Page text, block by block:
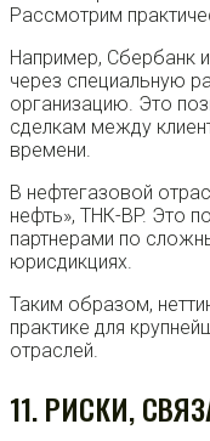
Рассмотрим
Например, Сбербанк
через специальную
организацию. Это
сделкам между
времени.
В нефтегазовой
нефть», ТНК-BP. Это
партнерами по
юрисдикциях.
Таким образом,
практике для
отраслей.
11. РИСКИ,